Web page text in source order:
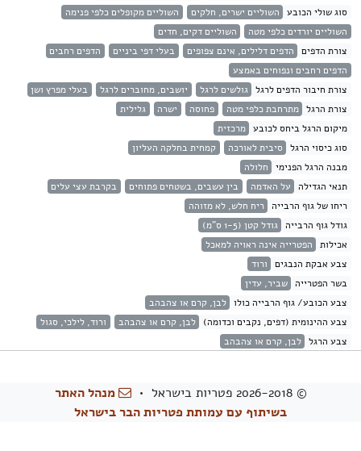
סוג שולי הכובע השוליים ישרים, חלקים
השוליים מקופלים כלפי פנימה
השוליים יורדים כלפי מטה
השוליים דקים, חדים
צורת הדפים הדפים דלילים, אינם צפופים בעלי דפי ביניים
הדפים רחבים
הדפים רחבים ונפוחים באמצע
צורת חיבור הדפים לרגל גולשים לרגל יושבים, מחוברים לרגל
בעלי מפרץ ושן
צורת הרגל מתרחבת כלפי מטה פחוסה ישרה
גלילית
מיקום הרגל ביחס לכובע מרכזית
סוג כיסוי הרגל סיבית לאורכה
קמחית בחלקה העליון
מבנה הרגל הפנימי חלולה
תנאי הגדילה על האדמה בין עשבים, בשטחים פתוחים
בקרבת עצי עלים
ריחו של גוף הרבייה ריח חלש, לא מזוהה
גודל גוף הרבייה גודל קטן (1-5 ס"מ)
אכילות הפטרייה אינה ראויה למאכל
צבע אבקת הנבגים ורוד
בשר הפטרייה שביר, עדין
צבע הכובע/ גוף הרבייה כולו לבן, קרם או צהבהב
צבע ההינומית (דפים, נקבים וכדומה) לבן, קרם או צהבהב
ורוד, לילכי, סגול
צבע הרגל לבן, קרם או צהבהב
© 2026-2018 פטריות בישראל •
מנהל האתר
בשיתוף עם עמותת פטריות הבר בישראל